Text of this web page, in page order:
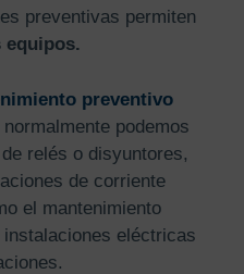
preventivas permiten
preventivo
podemos
relés o disyuntores,
de corriente
el mantenimiento
eléctricas